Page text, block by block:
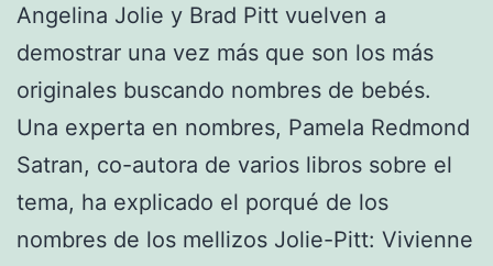
Angelina Jolie y Brad Pitt vuelven a
demostrar una vez más que son los más
originales buscando nombres de bebés.
Una experta en nombres, Pamela Redmond
Satran, co-autora de varios libros sobre el
tema, ha explicado el porqué de los
nombres de los mellizos Jolie-Pitt: Vivienne